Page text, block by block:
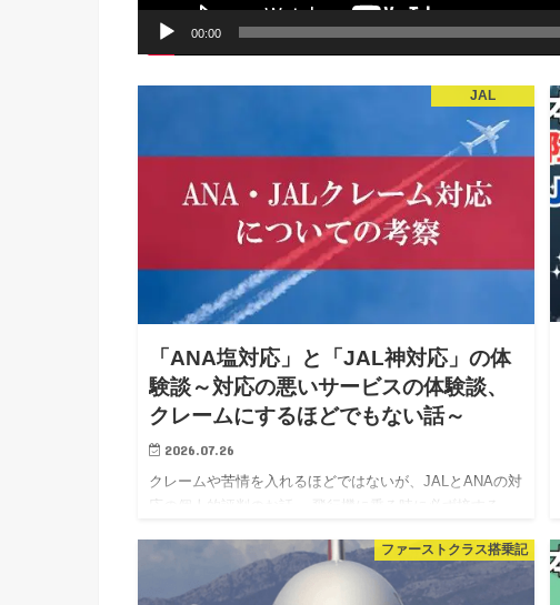
00:00
JAL
「ANA塩対応」と「JAL神対応」の体
験談～対応の悪いサービスの体験談、
クレームにするほどでもない話～
2026.07.26
クレームや苦情を入れるほどではないが、JALとANAの対
応の個人的評判のお話。 飛行機に乗る時に必ず接する
タッフの方々。対応や心遣いは人それぞれだと思います
が今回は…
ファーストクラス搭乗記